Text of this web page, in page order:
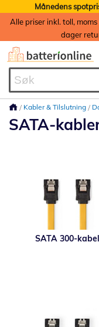
Månedens
Alle priser inkl. toll,
dager
Kabler & Tilslutning
SATA-
SATA 300-kabel